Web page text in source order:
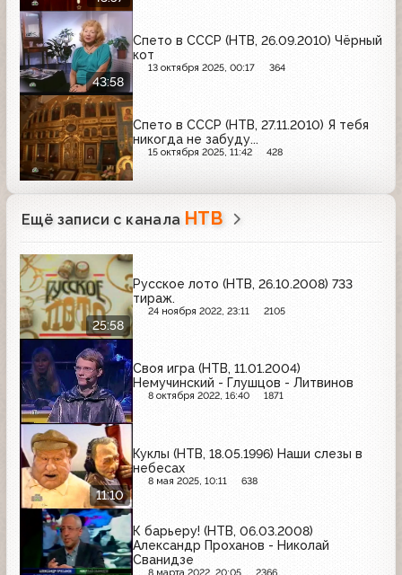
43:58
Спето в СССР (НТВ, 26.09.2010) Чёрный
кот
13 октября 2025, 00:17 364
Спето в СССР (НТВ, 27.11.2010) Я тебя
никогда не забуду...
15 октября 2025, 11:42 428
Ещё записи с канала НТВ
25:58
Русское лото (НТВ, 26.10.2008) 733
тираж.
24 ноября 2022, 23:11 2105
Своя игра (НТВ, 11.01.2004)
Немучинский - Глушцов - Литвинов
8 октября 2022, 16:40 1871
11:10
Куклы (НТВ, 18.05.1996) Наши слезы в
небесах
8 мая 2025, 10:11 638
К барьеру! (НТВ, 06.03.2008)
Александр Проханов - Николай
Сванидзе